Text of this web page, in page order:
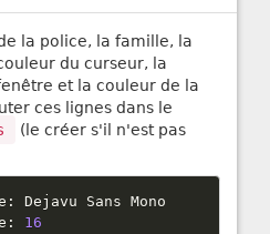
la police, la famille, la
du curseur, la
et la couleur de la
ces lignes dans le
(le créer s'il n'est pas
:
Dejavu Sans Mono
:
16